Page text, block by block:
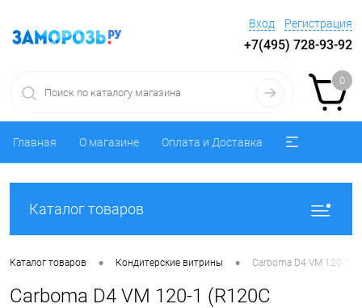
Вход Регистрация
+7(495) 728-93-92
0
Главная О магазине Оплата и Доставка
Каталог товаров
Каталог товаров • Кондитерские витрины • Carboma D4 VM 120-1
Carboma D4 VM 120-1 (R120C